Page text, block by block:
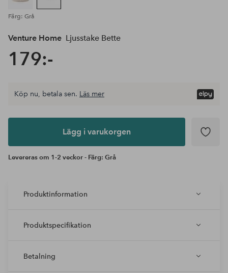
Färg: Grå
Venture Home Ljusstake Bette
179:-
Lägg i
Köp nu, betala sen. Läs mer
Lägg i varukorgen
Levereras om 1-2 veckor - Färg: Grå
Produktinformation
Produktspecifikation
Betalning